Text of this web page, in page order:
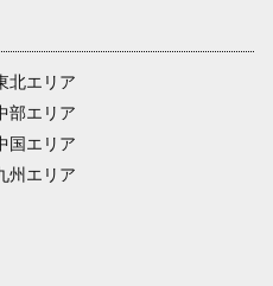
北エリア
部エリア
国エリア
州エリア